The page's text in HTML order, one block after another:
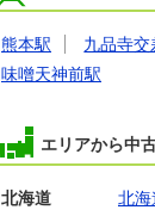
熊本駅 九品寺交
味噌天神前駅
エリアから中
北海道 北海